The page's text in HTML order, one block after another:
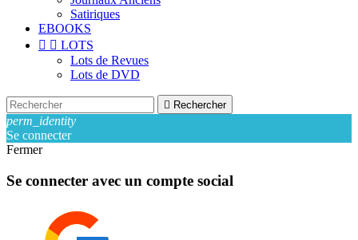
Satiriques
EBOOKS
  LOTS
Lots de Revues
Lots de DVD
 Rechercher
perm_identity
Se connecter
Fermer
Se connecter avec un compte social